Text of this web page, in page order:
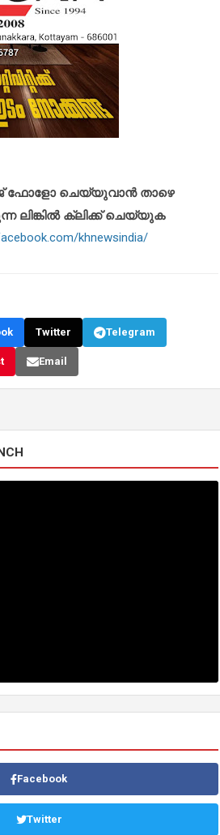
ചെയ്യുവാൻ താഴെ
ലിങ്കിൽ ക്ലിക്ക് ചെയ്യുക
khnewsindia/
Twitter Telegram
Email
Facebook
Twitter